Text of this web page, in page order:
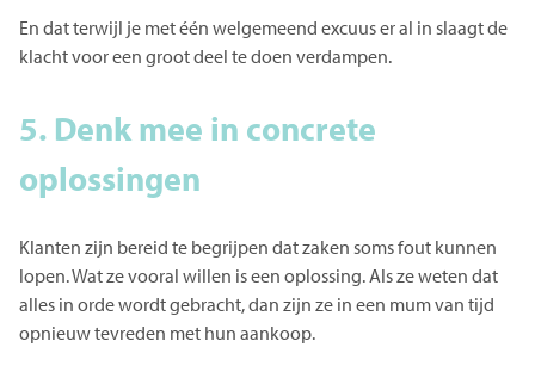
En dat terwijl je met één welgemeend excuus er al in slaagt de
klacht voor een groot deel te doen verdampen.
5. Denk mee in concrete
oplossingen
Klanten zijn bereid te begrijpen dat zaken soms fout kunnen
lopen. Wat ze vooral willen is een oplossing. Als ze weten dat
alles in orde wordt gebracht, dan zijn ze in een mum van tijd
opnieuw tevreden met hun aankoop.